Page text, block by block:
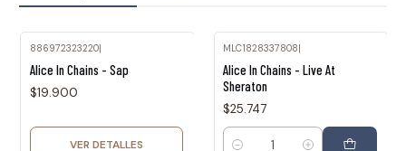
886972323220|
Alice In Chains - Sap
$19.900
VER DETALLES
MLC1828337808|
Alice In Chains - Live At
Sheraton
$25.747